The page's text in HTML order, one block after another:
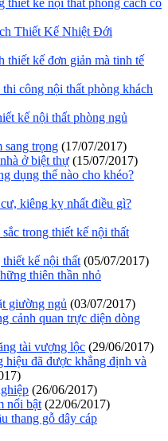
Thiết Kế Nhiệt Đới
thiết kế đơn giản mà tinh tế
công nội thất phòng khách
kế nội thất phòng ngủ
sang trọng (17/07/2017)
ở biệt thự (15/07/2017)
dụng thế nào cho khéo?
kiêng kỵ nhất điều gì?
trong thiết kế nội thất
thiết kế nội thất (05/07/2017)
thiên thần nhỏ
giường ngủ (03/07/2017)
cảnh quan trực diện dòng
tài vượng lộc (29/06/2017)
đã được khẳng định và
(26/06/2017)
nổi bật (22/06/2017)
thang gỗ dây cáp